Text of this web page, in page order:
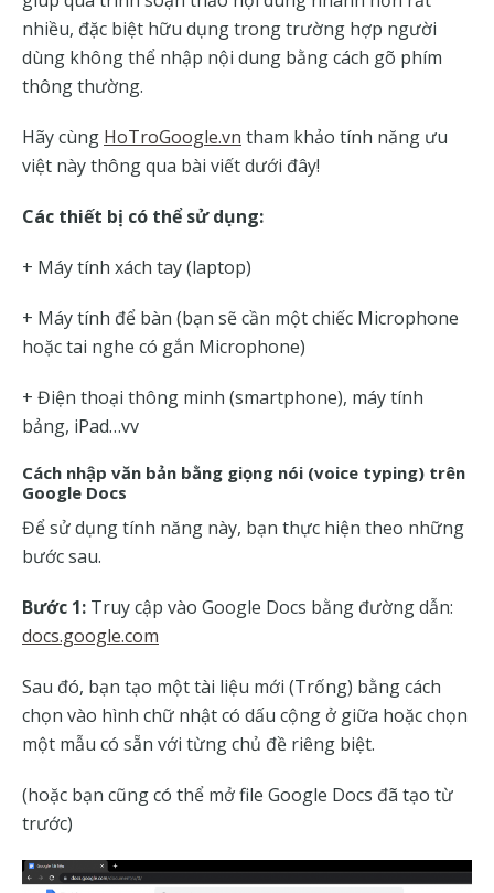
nhiều, đặc biệt hữu dụng trong trường hợp người
dùng không thể nhập nội dung bằng cách gõ phím
thông thường.
Hãy cùng HoTroGoogle.vn tham khảo tính năng ưu
việt này thông qua bài viết dưới đây!
Các thiết bị có thể sử dụng:
+ Máy tính xách tay (laptop)
+ Máy tính để bàn (bạn sẽ cần một chiếc Microphone
hoặc tai nghe có gắn Microphone)
+ Điện thoại thông minh (smartphone), máy tính
bảng, iPad…vv
Cách nhập văn bản bằng giọng nói (voice typing) trên
Google Docs
Để sử dụng tính năng này, bạn thực hiện theo những
bước sau.
Bước 1: Truy cập vào Google Docs bằng đường dẫn:
docs.google.com
Sau đó, bạn tạo một tài liệu mới (Trống) bằng cách
chọn vào hình chữ nhật có dấu cộng ở giữa hoặc chọn
một mẫu có sẵn với từng chủ đề riêng biệt.
(hoặc bạn cũng có thể mở file Google Docs đã tạo từ
trước)